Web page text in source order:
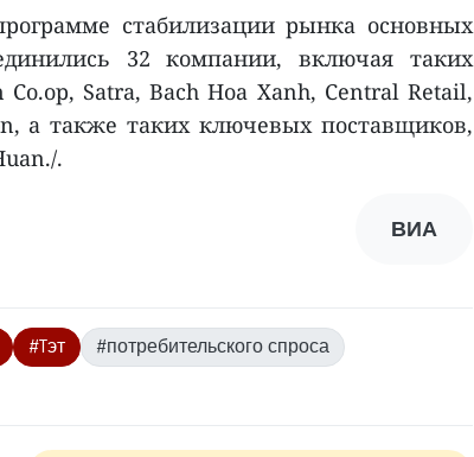
стабилизации рынка основных
32 компании, включая таких
Satra, Bach Hoa Xanh, Central Retail,
а также таких ключевых поставщиков,
.
ВИА
#Tэт
#потребительского спроса